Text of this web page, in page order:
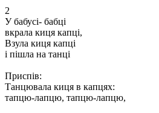
2
У бабусі- бабці
вкрала киця капці,
Взула киця капці
і пішла на танці
Приспів:
Танцювала киця в капцях:
тапцю-лапцю, тапцю-лапцю,